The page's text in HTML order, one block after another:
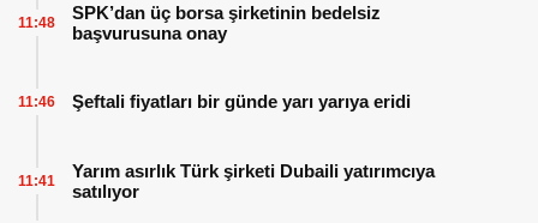
SPK’dan üç borsa şirketinin bedelsiz
başvurusuna onay
11:48
Şeftali fiyatları bir günde yarı yarıya eridi
11:46
Yarım asırlık Türk şirketi Dubaili yatırımcıya
satılıyor
11:41